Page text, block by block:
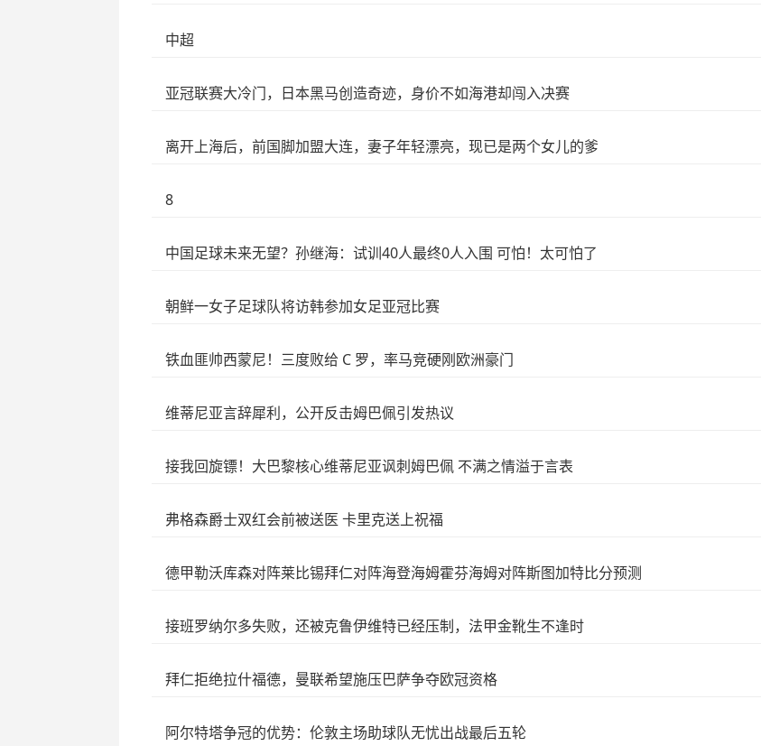
中超
亚冠联赛大冷门，日本黑马创造奇迹，身价不如海港却闯入决赛
离开上海后，前国脚加盟大连，妻子年轻漂亮，现已是两个女儿的爹
8
中国足球未来无望？孙继海：试训40人最终0人入围 可怕！太可怕了
朝鲜一女子足球队将访韩参加女足亚冠比赛
铁血匪帅西蒙尼！三度败给 C 罗，率马竞硬刚欧洲豪门
维蒂尼亚言辞犀利，公开反击姆巴佩引发热议
接我回旋镖！大巴黎核心维蒂尼亚讽刺姆巴佩 不满之情溢于言表
弗格森爵士双红会前被送医 卡里克送上祝福
德甲勒沃库森对阵莱比锡拜仁对阵海登海姆霍芬海姆对阵斯图加特比分预测
接班罗纳尔多失败，还被克鲁伊维特已经压制，法甲金靴生不逢时
拜仁拒绝拉什福德，曼联希望施压巴萨争夺欧冠资格
阿尔特塔争冠的优势：伦敦主场助球队无忧出战最后五轮